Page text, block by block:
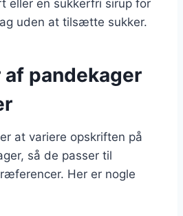
eller en sukkerfri sirup for
uden at tilsætte sukker.
pandekager
at variere opskriften på
så de passer til
Her er nogle